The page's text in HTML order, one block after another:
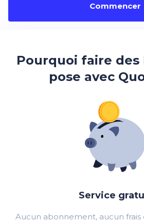
Commencer
Pourquoi faire des
pose avec
Service
Aucun abonnement, aucun frais